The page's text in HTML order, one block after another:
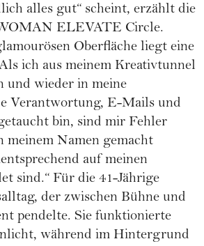
alles gut“ scheint, erzählt die
ELEVATE Circle.
Oberfläche liegt eine
ich aus meinem Kreativtunnel
und wieder in meine
Verantwortung, E-Mails und
bin, sind mir Fehler
meinem Namen gemacht
auf meinen
sind.“ Für die 41-Jährige
der zwischen Bühne und
pendelte. Sie funktionierte
während im Hintergrund